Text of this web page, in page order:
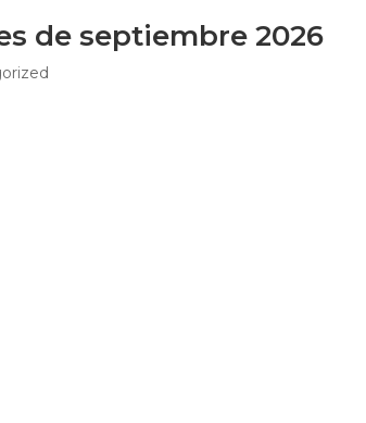
de septiembre 2026